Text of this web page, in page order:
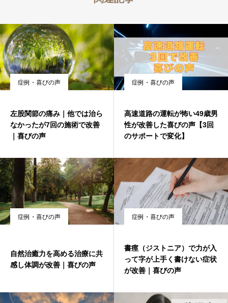
症例・喜びの声
左股関節の痛み｜他では治ら
なかったが7回の施術で改善
｜喜びの声
症例・喜びの声
高速道路の運転が怖い49歳男
性が改善した喜びの声【3回
のサポートで変化】
症例・喜びの声
自然治癒力を高める治療に共
感し体調が改善｜喜びの声
症例・喜びの声
書痙（ジストニア）で力が入
って字が上手く書けない症状
が改善｜喜びの声